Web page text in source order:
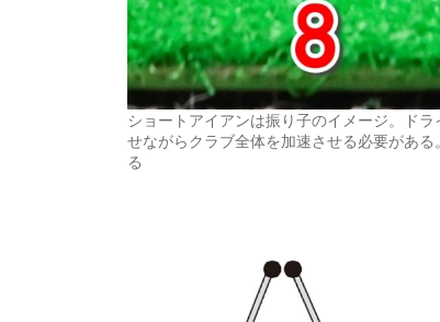
ショートアイアンは振り子のイメージ。ド
せながらクラブ全体を加速させる必要があ
る